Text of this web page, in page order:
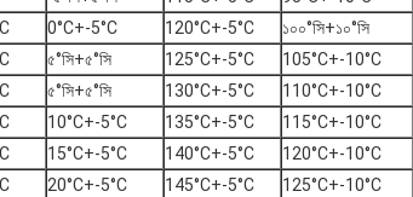
0°C+-5°C 120°C+-5°C ১০০°সি+১০°সি
৫°সি+৫°সি 125°C+-5°C 105°C+-10°C
৫°সি+৫°সি 130°C+-5°C 110°C+-10°C
10°C+-5°C 135°C+-5°C 115°C+-10°C
15°C+-5°C 140°C+-5°C 120°C+-10°C
20°C+-5°C 145°C+-5°C 125°C+-10°C